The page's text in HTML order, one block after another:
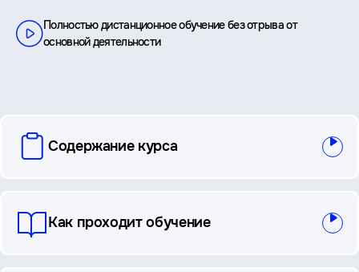
Полностью дистанционное обучение без отрыва от
основной деятельности
вопросы
Содержание курса
Как проходит обучение